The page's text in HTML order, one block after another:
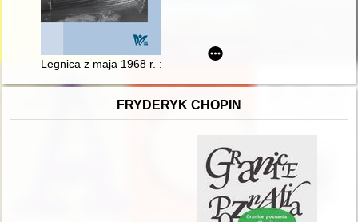
Legnica z maja 1968 r. : fotografie z albumu Very Zettel
FRYDERYK CHOPIN